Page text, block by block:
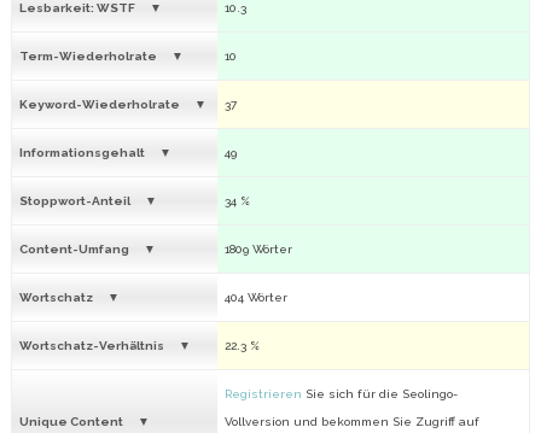
Lesbarkeit: WSTF 10.3
Term-Wiederholrate 10
Keyword-Wiederholrate 37
Informationsgehalt 49
Stoppwort-Anteil 34 %
Content-Umfang 1809 Wörter
Wortschatz 404 Wörter
Wortschatz-Verhältnis 22.3 %
Unique Content
Registrieren Sie sich für die Seolingo-
Vollversion und bekommen Sie Zugriff auf